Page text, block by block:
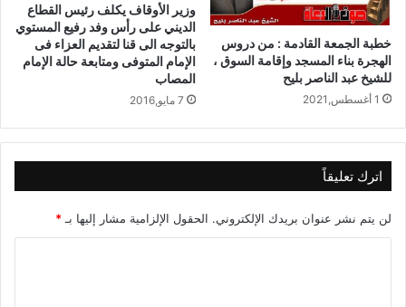
خطبة الجمعة القادمة : من دروس
الهجرة بناء المسجد وإقامة السوق ،
للشيخ عبد الناصر بليح
1 أغسطس,2021
وزير الأوقاف يكلف رئيس القطاع
الديني على رأس وفد رفيع المستوي
بالتوجه الى قنا لتقديم العزاء فى
الإمام المتوفى ومتابعة حالة الإمام
المصاب
7 مايو,2016
اترك تعليقاً
لن يتم نشر عنوان بريدك الإلكتروني. الحقول الإلزامية مشار إليها بـ *